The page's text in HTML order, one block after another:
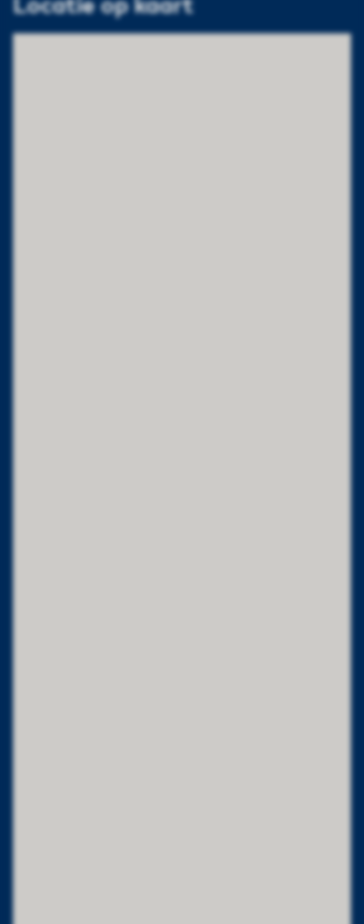
Locatie op kaart